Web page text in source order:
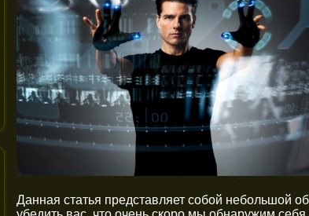
Данная статья представляет собой небольшой